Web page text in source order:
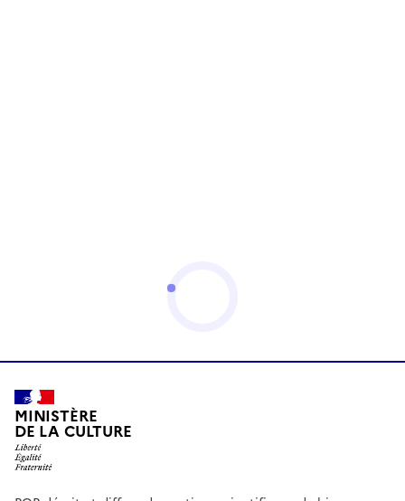
MINISTÈRE
DE LA CULTURE